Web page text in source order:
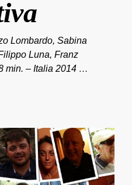
Lombardo, Sabina
Luna, Franz
min. – Italia 2014 …